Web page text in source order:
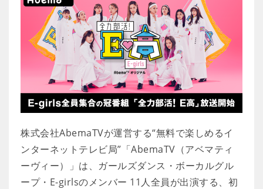
株式会社AbemaTVが運営する“無料で楽しめるイ
ンターネットテレビ局”「AbemaTV（アベマティ
ーヴィー）」は、ガールズダンス・ボーカルグル
ープ・E-girlsのメンバー 11人全員が出演する、初